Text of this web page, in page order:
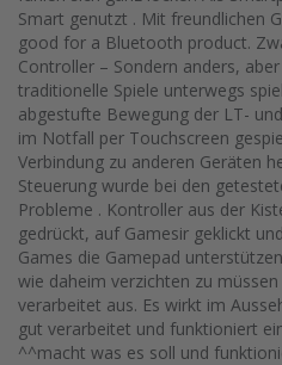
Smart genutzt . Mit freundlichen
good for a Bluetooth product.
Controller – Sondern anders,
traditionelle Spiele unterwegs
abgestufte Bewegung der LT-
im Notfall per Touchscreen
Verbindung zu anderen Geräten
Steuerung wurde bei den
Probleme . Kontroller aus der
gedrückt, auf Gamesir geklickt
Games die Gamepad
wie daheim verzichten zu
verarbeitet aus. Es wirkt im
gut verarbeitet und funktioniert
^^macht was es soll und